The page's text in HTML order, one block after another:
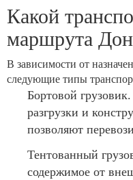
Какой
маршрута
В зависимости от
следующие типы
Бортовой
разгрузки и
позволяют
Тентованный
содержимое от